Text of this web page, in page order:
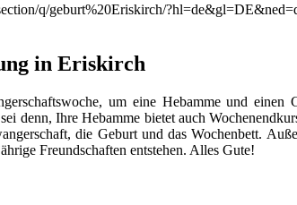
q/geburt%20Eriskirch/
in Eriskirch
um eine Hebamme und einen
denn, Ihre Hebamme bietet auch
die Geburt und das Wochenbett.
Freundschaften entstehen. Alles Gute!